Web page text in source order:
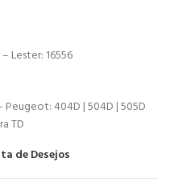
Lester: 16556
Peugeot: 404D | 504D | 505D
TD
de Desejos